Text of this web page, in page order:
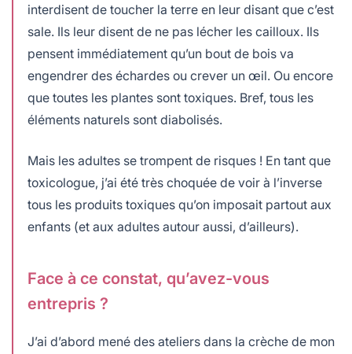
interdisent de toucher la terre en leur disant que c’est
sale. Ils leur disent de ne pas lécher les cailloux. Ils
pensent immédiatement qu’un bout de bois va
engendrer des échardes ou crever un œil. Ou encore
que toutes les plantes sont toxiques. Bref, tous les
éléments naturels sont diabolisés.
Mais les adultes se trompent de risques ! En tant que
toxicologue, j’ai été très choquée de voir à l’inverse
tous les produits toxiques qu’on imposait partout aux
enfants (et aux adultes autour aussi, d’ailleurs).
Face à ce constat, qu’avez-vous
entrepris ?
J’ai d’abord mené des ateliers dans la crèche de mon